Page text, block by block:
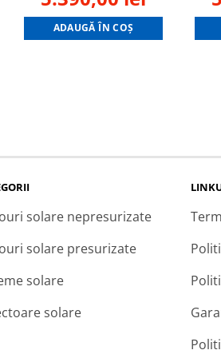
price
was:
price
is:
ADAUGĂ ÎN COȘ
solare nepresurizate
solare presurizate
solare
solare